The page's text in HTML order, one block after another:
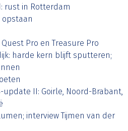
rust in Rotterdam
opstaan
Pro en Treasure Pro
harde kern blijft sputteren;
update II: Goirle, Noord-Brabant,
interview Tijmen van der